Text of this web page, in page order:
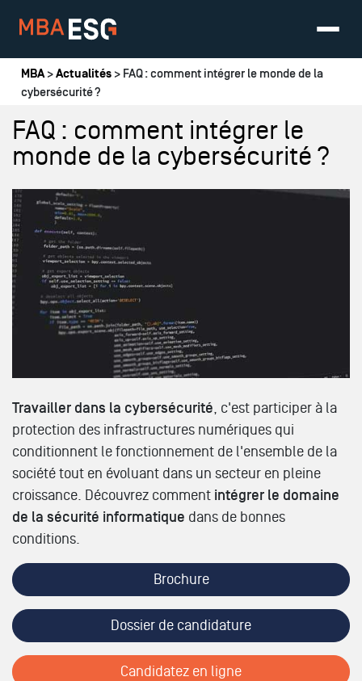
Vous êtes ici
MBA>Actualités > FAQ : comment intégrer le monde de la
cybersécurité ?
FAQ : comment intégrer le
monde de la cybersécurité ?
Travailler dans la cybersécurité, c'est participer à la
protection des infrastructures numériques qui
conditionnent le fonctionnement de l'ensemble de la
société tout en évoluant dans un secteur en pleine
croissance. Découvrez comment intégrer le domaine
de la sécurité informatique dans de bonnes
conditions.
Brochure
Dossier de candidature
Candidatez en ligne